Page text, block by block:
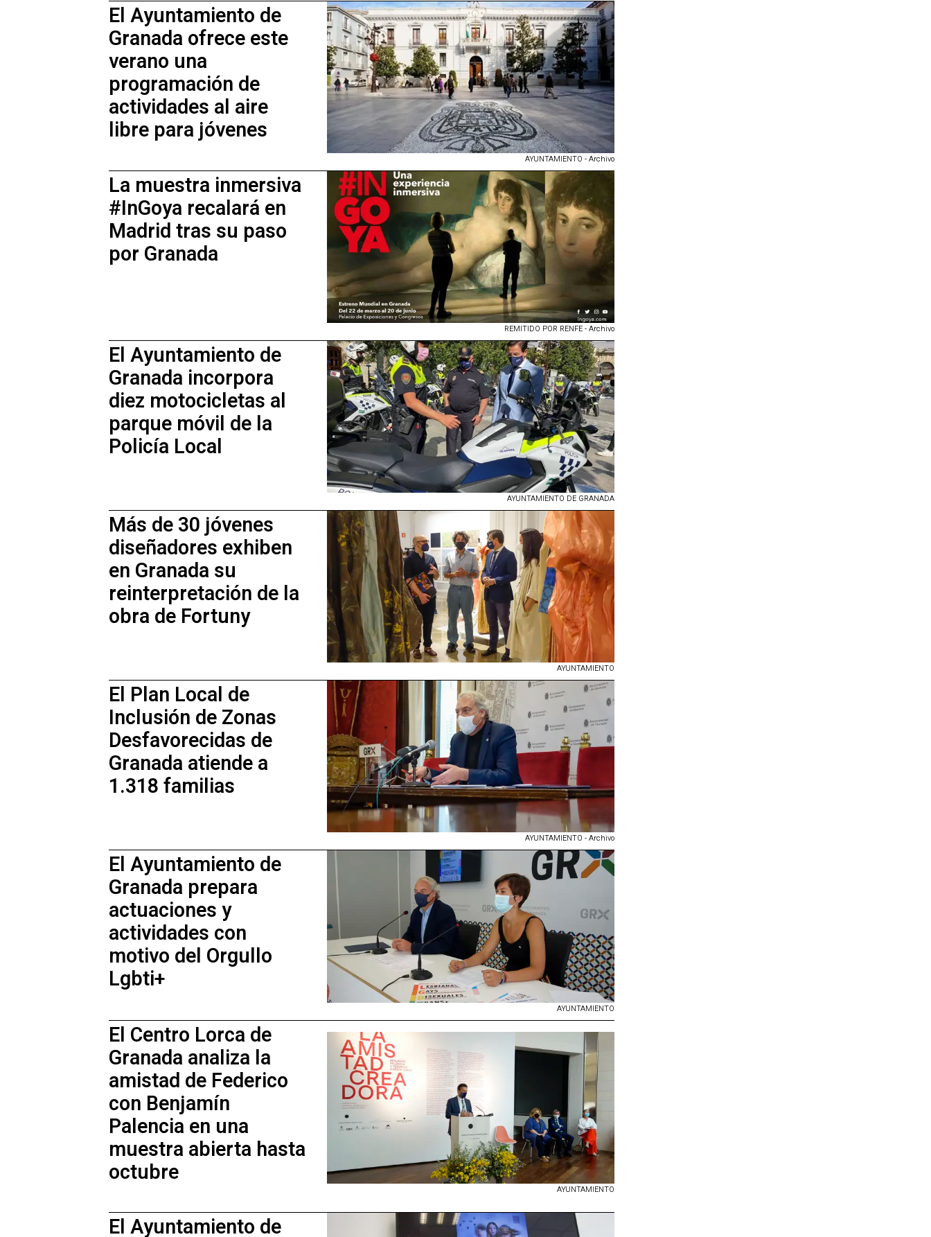
AYUNTAMIENTO - Archivo
El Ayuntamiento de
Granada ofrece este
verano una
programación de
actividades al aire
libre para jóvenes
REMITIDO POR RENFE - Archivo
La muestra inmersiva
#InGoya recalará en
Madrid tras su paso
por Granada
AYUNTAMIENTO DE GRANADA
El Ayuntamiento de
Granada incorpora
diez motocicletas al
parque móvil de la
Policía Local
AYUNTAMIENTO
Más de 30 jóvenes
diseñadores exhiben
en Granada su
reinterpretación de la
obra de Fortuny
AYUNTAMIENTO - Archivo
El Plan Local de
Inclusión de Zonas
Desfavorecidas de
Granada atiende a
1.318 familias
AYUNTAMIENTO
El Ayuntamiento de
Granada prepara
actuaciones y
actividades con
motivo del Orgullo
Lgbti+
AYUNTAMIENTO
El Centro Lorca de
Granada analiza la
amistad de Federico
con Benjamín
Palencia en una
muestra abierta hasta
octubre
El Ayuntamiento de